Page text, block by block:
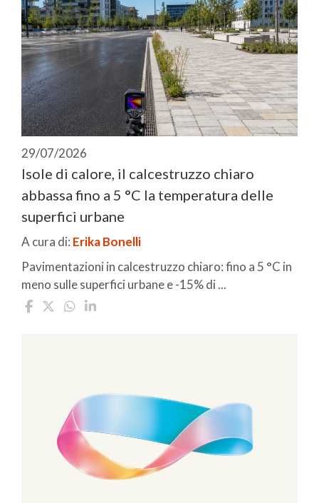
29/07/2026
Isole di calore, il calcestruzzo chiaro
abbassa fino a 5 °C la temperatura delle
superfici urbane
A cura di: Erika Bonelli
Pavimentazioni in calcestruzzo chiaro: fino a 5 °C in
meno sulle superfici urbane e -15% di ...